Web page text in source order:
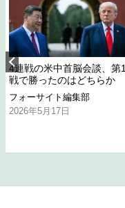
4連戦の米中首脳会談、第1
戦で勝ったのはどちらか
フォーサイト編集部
2026年5月17日